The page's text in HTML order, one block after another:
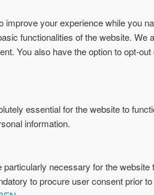
improve your experience while you
functionalities of the website.
You also have the option to opt-
essential for the website to
information.
necessary for the
to procure user consent prior